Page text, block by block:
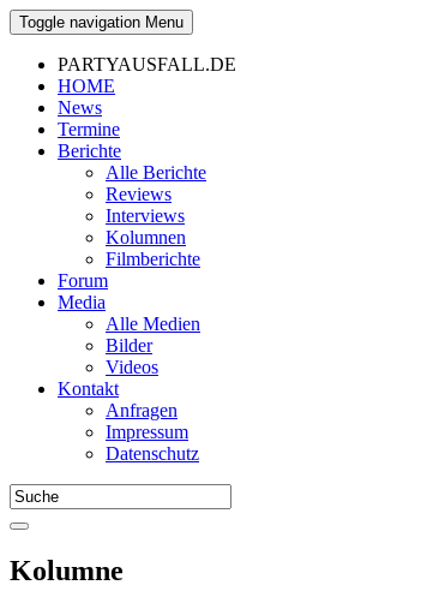
Toggle navigation Menu
PARTYAUSFALL.DE
HOME
News
Termine
Berichte
Alle Berichte
Reviews
Interviews
Kolumnen
Filmberichte
Forum
Media
Alle Medien
Bilder
Videos
Kontakt
Anfragen
Impressum
Datenschutz
Kolumne